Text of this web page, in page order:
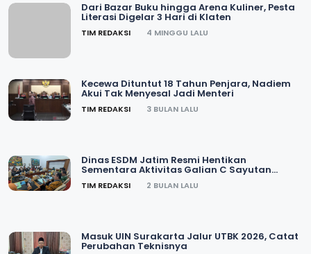
Dari Bazar Buku hingga Arena Kuliner, Pesta
Literasi Digelar 3 Hari di Klaten
TIM REDAKSI 4 MINGGU LALU
Kecewa Dituntut 18 Tahun Penjara, Nadiem
Akui Tak Menyesal Jadi Menteri
TIM REDAKSI 3 BULAN LALU
Dinas ESDM Jatim Resmi Hentikan
Sementara Aktivitas Galian C Sayutan
TIM REDAKSI 2 BULAN LALU
Masuk UIN Surakarta Jalur UTBK 2026, Catat
Perubahan Teknisnya